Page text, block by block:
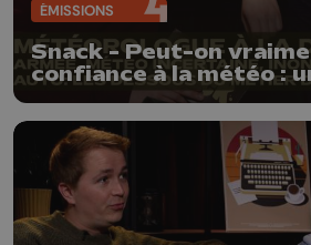
ÉMISSIONS
Snack - Peut-on
confiance à la météo :
météorologue de la
explique tout